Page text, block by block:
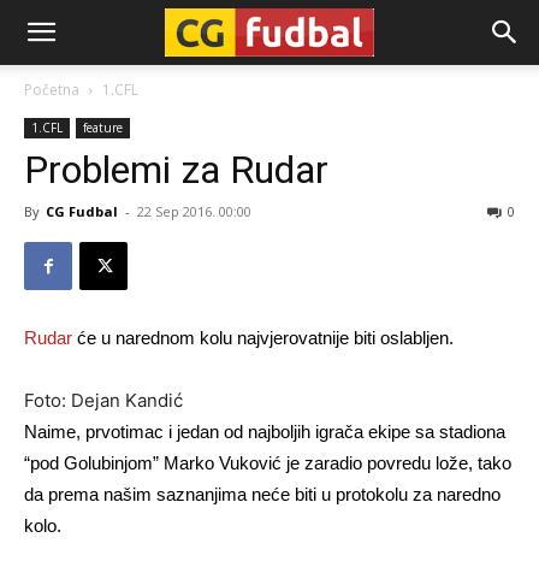
CG-
Fudbal
Početna 1.CFL
1.CFL feature
Problemi za Rudar
By CG Fudbal - 22 Sep 2016. 00:00 0
Rudar će u narednom kolu najvjerovatnije biti oslabljen.
Foto: Dejan Kandić
Naime, prvotimac i jedan od najboljih igrača ekipe sa stadiona
“pod Golubinjom” Marko Vuković je zaradio povredu lože, tako
da prema našim saznanjima neće biti u protokolu za naredno
kolo.